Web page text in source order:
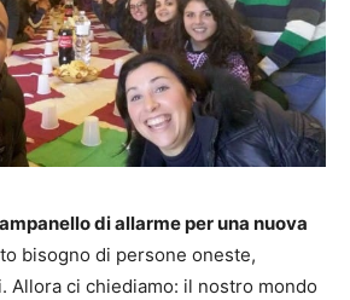
di allarme per una nuova
bisogno di persone oneste,
Allora ci chiediamo: il nostro mondo